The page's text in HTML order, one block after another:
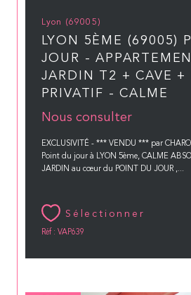
Lyon (69005)
LYON 5ÈME (69005)
JOUR -
JARDIN T2 + CAVE +
PRIVATIF - CALME
Nous consulter
EXCLUSIVITÉ - *** VENDU *** par
Point du jour à LYON 5ème, CALME
JARDIN au cœur du POINT DU JOUR ,...
Sélectionner
Réf : VAP639